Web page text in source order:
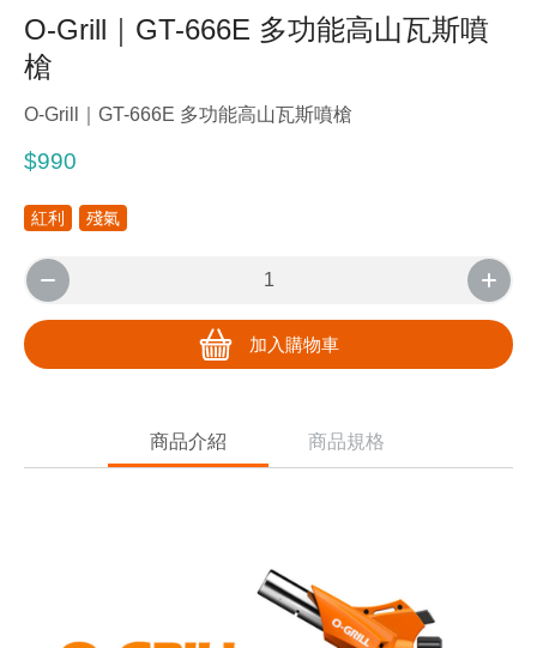
O-Grill｜GT-666E 多功能高山瓦斯噴
槍
O-Grill｜GT-666E 多功能高山瓦斯噴槍
$990
紅利 殘氣
加入購物車
商品介紹 商品規格